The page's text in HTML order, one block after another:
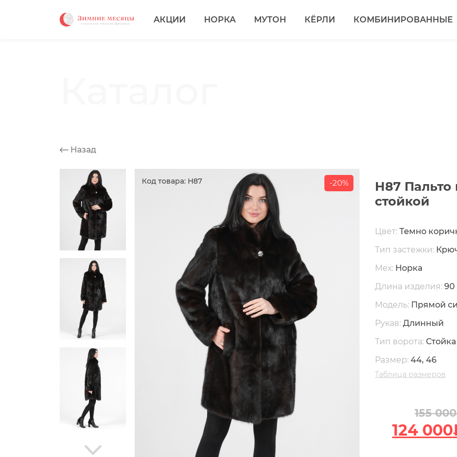
АКЦИИ НОРКА МУТОН КЁРЛИ КОМБИНИРОВАННЫЕ
Назад
Код товара: Н87 -20%
Н87 Пальто
стойкой
Цвет:Темно
Тип застежки:
Мех: Норка
Длина изделия:90
Модель: Прямой
Рукав:Длинный
Тип ворота: Стойка
Размер:44, 46
Таблица размеров
155 000
124 000